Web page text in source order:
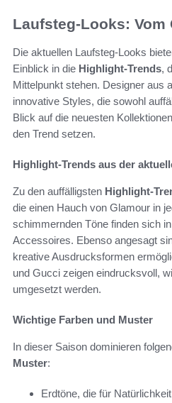
Laufsteg-Looks:
Die aktuellen Laufsteg-Looks
Einblick in die Highlight-Trends,
Mittelpunkt stehen. Designer aus
innovative Styles, die sowohl
Blick auf die neuesten
den Trend setzen.
Highlight-Trends aus der
Zu den auffälligsten Highlight-
die einen Hauch von Glamour in
schimmernden Töne finden sich
Accessoires. Ebenso angesagt
kreative Ausdrucksformen
und Gucci zeigen eindrucksvoll,
umgesetzt werden.
Wichtige Farben und Muster
In dieser Saison dominieren
Muster:
Erdtöne, die für